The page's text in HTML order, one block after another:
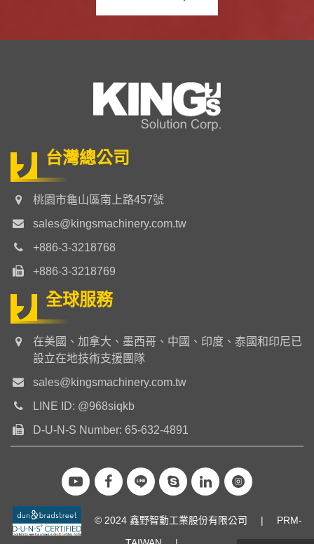
台灣總公司
桃園市龜山區南上路457號
sales@kingsmachinery.com.tw
+886-3-3218768
+886-3-3218769
全球服務
在美國、加拿大、墨西哥、中國、印度、泰國和印尼已
設立在地技術支援團隊
sales@kingsmachinery.com.tw
LINE ID: @968siqkb
D-U-N-S Number: 65-632-4891
© 2024 鑫野智動工業股份有限公司 | PRM-